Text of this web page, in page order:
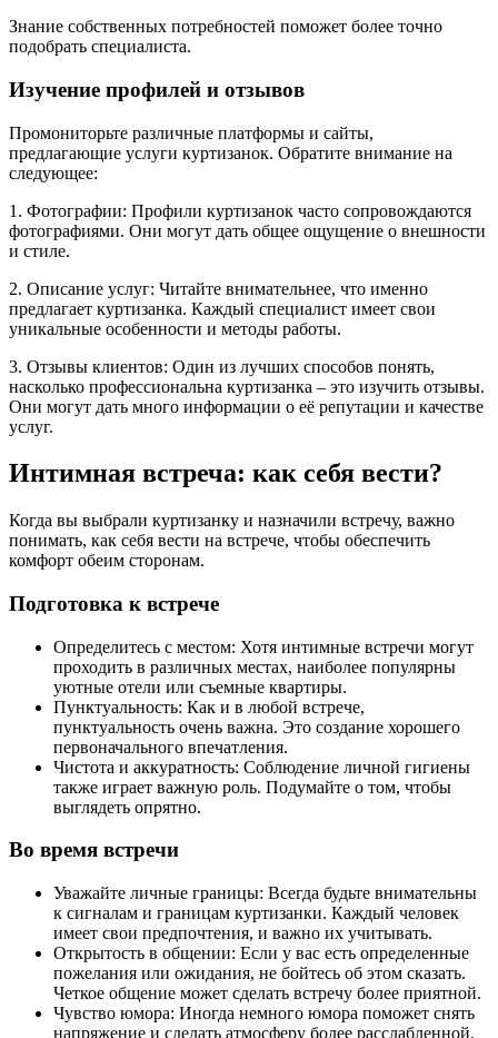
Знание собственных потребностей поможет более точно
подобрать специалиста.
Изучение профилей и отзывов
Промониторьте различные платформы и сайты,
предлагающие услуги куртизанок. Обратите внимание на
следующее:
1. Фотографии: Профили куртизанок часто сопровождаются
фотографиями. Они могут дать общее ощущение о внешности
и стиле.
2. Описание услуг: Читайте внимательнее, что именно
предлагает куртизанка. Каждый специалист имеет свои
уникальные особенности и методы работы.
3. Отзывы клиентов: Один из лучших способов понять,
насколько профессиональна куртизанка – это изучить отзывы.
Они могут дать много информации о её репутации и качестве
услуг.
Интимная встреча: как себя вести?
Когда вы выбрали куртизанку и назначили встречу, важно
понимать, как себя вести на встрече, чтобы обеспечить
комфорт обеим сторонам.
Подготовка к встрече
Определитесь с местом: Хотя интимные встречи могут
проходить в различных местах, наиболее популярны
уютные отели или съемные квартиры.
Пунктуальность: Как и в любой встрече,
пунктуальность очень важна. Это создание хорошего
первоначального впечатления.
Чистота и аккуратность: Соблюдение личной гигиены
также играет важную роль. Подумайте о том, чтобы
выглядеть опрятно.
Во время встречи
Уважайте личные границы: Всегда будьте внимательны
к сигналам и границам куртизанки. Каждый человек
имеет свои предпочтения, и важно их учитывать.
Открытость в общении: Если у вас есть определенные
пожелания или ожидания, не бойтесь об этом сказать.
Четкое общение может сделать встречу более приятной.
Чувство юмора: Иногда немного юмора поможет снять
напряжение и сделать атмосферу более расслабленной.